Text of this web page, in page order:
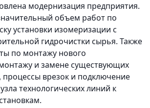
модернизация предприятия.
объем работ по
установки изомеризации с
гидрочистки сырья. Также
по монтажу нового
и замене существующих
процессы врезок и подключение
технологических линий к